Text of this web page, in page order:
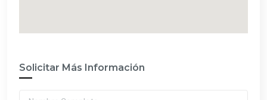
Solicitar Más Información